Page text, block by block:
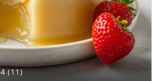
4 (11)